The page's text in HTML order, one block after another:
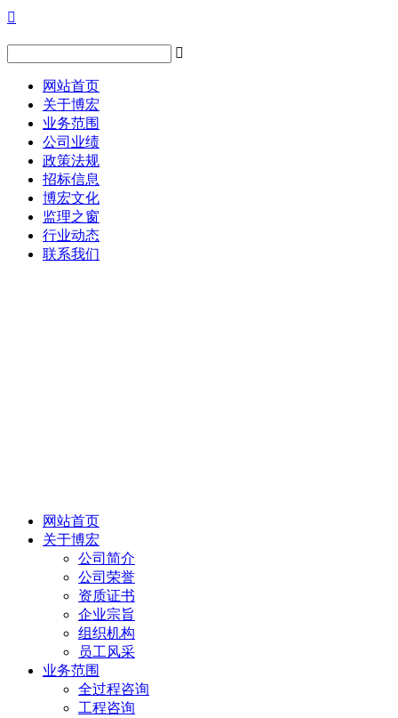


网站首页
关于博宏
业务范围
公司业绩
政策法规
招标信息
博宏文化
监理之窗
行业动态
联系我们
网站首页
关于博宏
公司简介
公司荣誉
资质证书
企业宗旨
组织机构
员工风采
业务范围
全过程咨询
工程咨询